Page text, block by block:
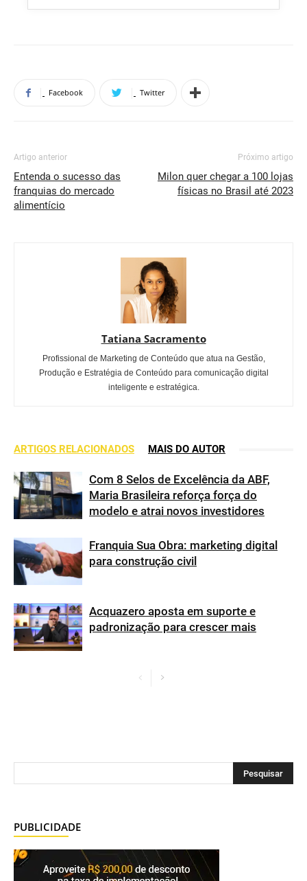
Facebook Twitter
Artigo anterior
Entenda o sucesso das
franquias do mercado
alimentício
Próximo artigo
Milon quer chegar a 100 lojas
físicas no Brasil até 2023
Tatiana Sacramento
Profissional de Marketing de Conteúdo que atua na Gestão,
Produção e Estratégia de Conteúdo para comunicação digital
inteligente e estratégica.
ARTIGOS RELACIONADOS MAIS DO AUTOR
Com 8 Selos de Excelência da ABF,
Maria Brasileira reforça força do
modelo e atrai novos investidores
Franquia Sua Obra: marketing digital
para construção civil
Acquazero aposta em suporte e
padronização para crescer mais
PUBLICIDADE